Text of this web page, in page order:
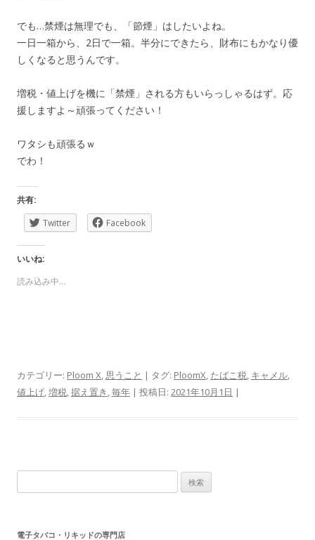
でも…禁煙は無理でも、「節煙」はしたいよね。
一日一箱から、2日で一箱。半分にできたら、財布にもかなり優
しくなると思うんです。
増税・値上げを機に「禁煙」される方もいらっしゃるはず。応
援しますよ～頑張ってください！
ワタシも頑張るｗ
でわ！
共有:
Twitter
Facebook
いいね:
読み込み中…
カテゴリー: Ploom X,思うこと | タグ: PloomX, たばこ税, キャメル,
値上げ,増税,据え置き ,毎年 | 投稿日: 2021年10月1日 |
索:
電子タバコ・リキッドの専門店